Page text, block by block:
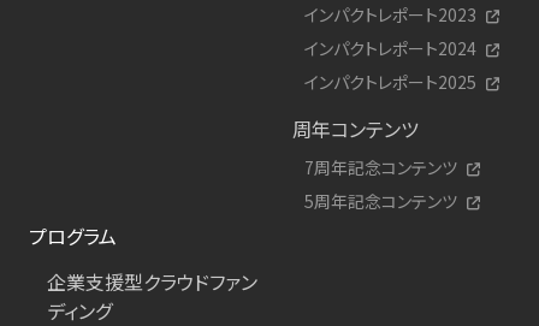
インパクトレポート2023
インパクトレポート2024
インパクトレポート2025
周年コンテンツ
7周年記念コンテンツ
5周年記念コンテンツ
プログラム
企業支援型クラウドファン
ディング